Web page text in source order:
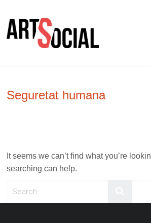
content
comunitari,
Seguretat humana
It seems we can’t find what you’re
searching can help.